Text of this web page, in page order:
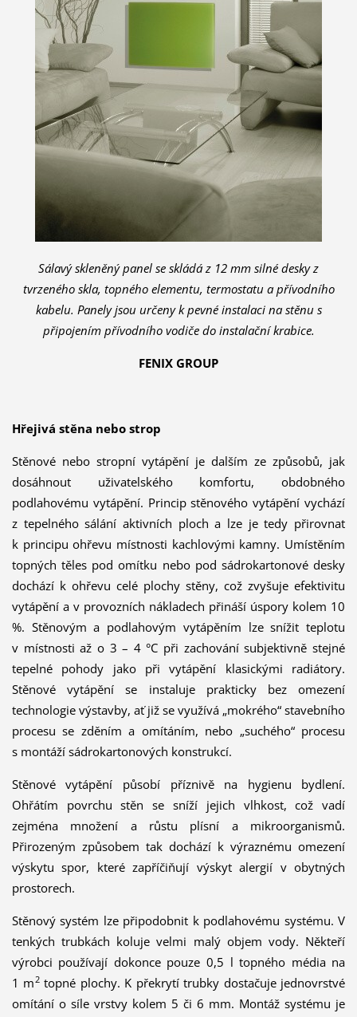
Sálavý skleněný panel se skládá z 12 mm silné desky z
tvrzeného skla, topného elementu, termostatu a přívodního
kabelu. Panely jsou určeny k pevné instalaci na stěnu s
připojením přívodního vodiče do instalační krabice.
FENIX GROUP
Hřejivá stěna nebo strop
Stěnové nebo stropní vytápění je dalším ze způsobů, jak
dosáhnout uživatelského komfortu, obdobného
podlahovému vytápění. Princip stěnového vytápění vychází
z tepelného sálání aktivních ploch a lze je tedy přirovnat
k principu ohřevu místnosti kachlovými kamny. Umístěním
topných těles pod omítku nebo pod sádrokartonové desky
dochází k ohřevu celé plochy stěny, což zvyšuje efektivitu
vytápění a v provozních nákladech přináší úspory kolem 10
%. Stěnovým a podlahovým vytápěním lze snížit teplotu
v místnosti až o 3 – 4 °C při zachování subjektivně stejné
tepelné pohody jako při vytápění klasickými radiátory.
Stěnové vytápění se instaluje prakticky bez omezení
technologie výstavby, ať již se využívá „mokrého“ stavebního
procesu se zděním a omítáním, nebo „suchého“ procesu
s montáží sádrokartonových konstrukcí.
Stěnové vytápění působí příznivě na hygienu bydlení.
Ohřátím povrchu stěn se sníží jejich vlhkost, což vadí
zejména mno­žení a růstu plísní a mikroorganismů.
Přirozeným způsobem tak dochází k výraznému omezení
výskytu spor, které zapříčiňují výskyt alergií v obytných
prostorech.
Stěnový systém lze připodobnit k podlahovému systému. V
tenkých trubkách koluje velmi malý objem vody. Někteří
výrobci používají dokonce pouze 0,5 l topného média na
1 m2topné plochy. K překrytí trubky dostačuje jednovrstvé
omítání o síle vrstvy kolem 5 či 6 mm. Montáž systému je